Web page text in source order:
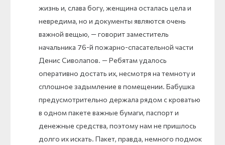
жизнь и, слава богу, женщина осталась цела и
невредима, но и документы являются очень
важной вещью, — говорит заместитель
начальника 76-й пожарно-спасательной части
Денис Сиволапов. — Ребятам удалось
оперативно достать их, несмотря на темноту и
сплошное задымление в помещении. Бабушка
предусмотрительно держала рядом с кроватью
в одном пакете важные бумаги, паспорт и
денежные средства, поэтому нам не пришлось
долго их искать. Пакет, правда, немного подмок